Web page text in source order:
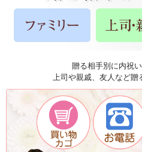
贈る相手別に内祝
上司や親戚、友人など